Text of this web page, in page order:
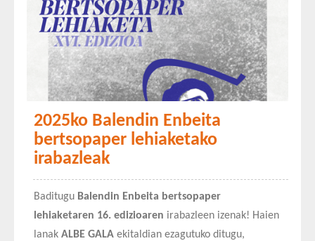
HISTORIA
BERTSOTEGIA
HARREMANETARAKO
2025ko Balendin Enbeita
bertsopaper lehiaketako
irabazleak
Baditugu Balendin Enbeita bertsopaper
lehiaketaren 16. edizioaren irabazleen izenak! Haien
lanak ALBE GALA ekitaldian ezagutuko ditugu,